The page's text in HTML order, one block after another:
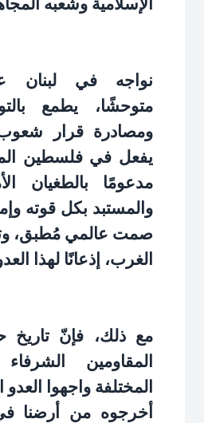
الإسلامية وشعبه
نواجه في لبنان
متوحشًا، يطمع
ومصادرة قرار شعوب
يفعل في فلسطين
مدعومًا بالطغيان
والمستبد بكل قوته
صمت عالمي مُطبق،
الغرب، إذعانًا لهذا
مع ذلك، فإنّ تاريخ
المقاومين
المختلفة واجهوا
أخرجوه من أرضنا